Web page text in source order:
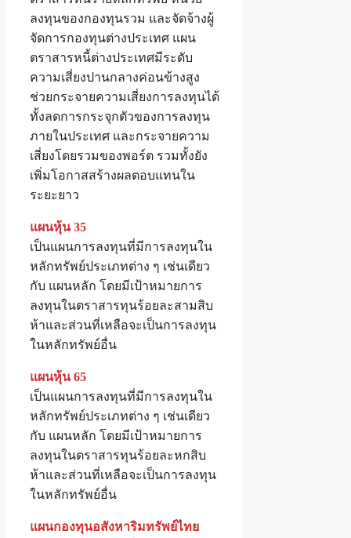
ลงทุนของกองทุนรวม และจัดจ้างผู้
จัดการกองทุนต่างประเทศ แผน
ตราสารหนี้ต่างประเทศมีระดับ
ความเสี่ยงปานกลางค่อนข้างสูง
ช่วยกระจายความเสี่ยงการลงทุนได้
ทั้งลดการกระจุกตัวของการลงทุน
ภายในประเทศ และกระจายความ
เสี่ยงโดยรวมของพอร์ต รวมทั้งยัง
เพิ่มโอกาสสร้างผลตอบแทนใน
ระยะยาว
แผนหุ้น 35
เป็นแผนการลงทุนที่มีการลงทุนใน
หลักทรัพย์ประเภทต่าง ๆ เช่นเดียว
กับ แผนหลัก โดยมีเป้าหมายการ
ลงทุนในตราสารทุนร้อยละสามสิบ
ห้าและส่วนที่เหลือจะเป็นการลงทุน
ในหลักทรัพย์อื่น
แผนหุ้น 65
เป็นแผนการลงทุนที่มีการลงทุนใน
หลักทรัพย์ประเภทต่าง ๆ เช่นเดียว
กับ แผนหลัก โดยมีเป้าหมายการ
ลงทุนในตราสารทุนร้อยละหกสิบ
ห้าและส่วนที่เหลือจะเป็นการลงทุน
ในหลักทรัพย์อื่น
แผนกองทุนอสังหาริมทรัพย์ไทย